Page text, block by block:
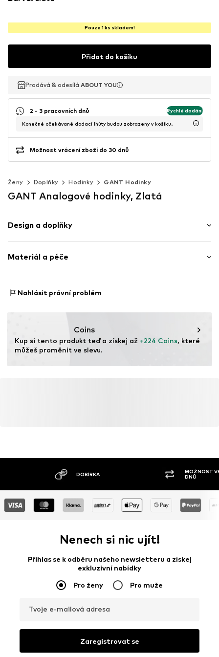
Pouze 1 ks skladem!
Přidat do košíku
Prodává & odesílá ABOUT YOU
Prodává & odesílá ABOUT YOU
2 - 3 pracovních dnů Rychlé dodání
Konečné očekávané dodací lhůty budou zobrazeny v košíku.
Možnost vrácení zboží do 30 dnů
Ženy Doplňky Hodinky GANT Hodinky
GANT Analogové hodinky, Zlatá
Design a doplňky
Vodotěsné do 50m /5 bar
Lesklé
Strojek Quartz
GNTcsaf001000001
Materiál a péče
Náramek: Nerezavějící ocel
Nahlásit právní problém
Coins
Kup si tento produkt teď a získej až +224 Coins, které
můžeš proměnit ve slevu.
DOBÍRKA
MOŽNOST
DNŮ
Nenech si nic ujít!
Přihlas se k odběru našeho newsletteru a získej
exkluzivní nabídky
Pro ženy Pro muže
Tvoje e-mailová adresa
Zaregistrovat se